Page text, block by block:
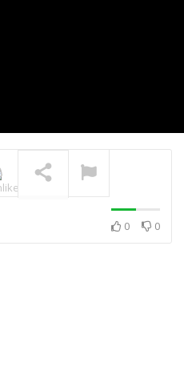
Ahmed Robin – Genim
0 0